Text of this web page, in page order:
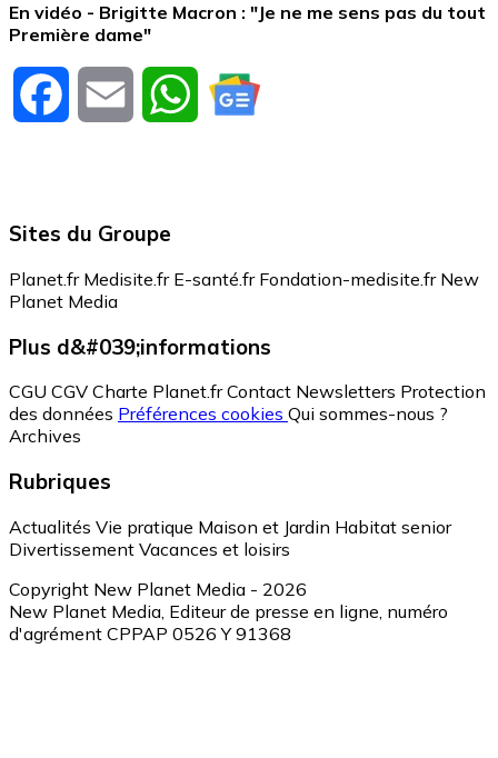
En vidéo - Brigitte Macron : "Je ne me sens pas du tout
Première dame"
Facebook Email WhatsApp
Sites du Groupe
Planet.fr Medisite.fr E-santé.fr Fondation-medisite.fr New
Planet Media
Plus d&#039;informations
CGU CGV Charte Planet.fr Contact Newsletters Protection
des données Préférences cookies Qui sommes-nous ?
Archives
Rubriques
Actualités Vie pratique Maison et Jardin Habitat senior
Divertissement Vacances et loisirs
Copyright New Planet Media - 2026
New Planet Media, Editeur de presse en ligne, numéro
d'agrément CPPAP 0526 Y 91368